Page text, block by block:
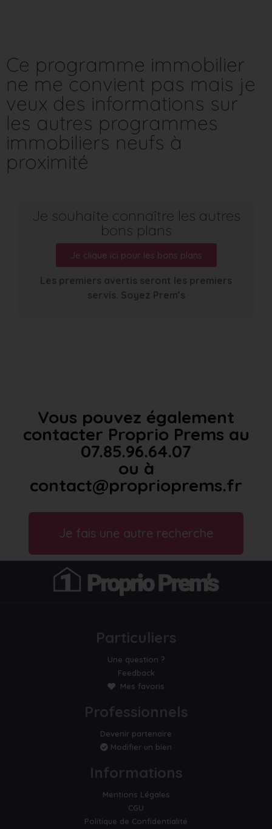
Ce programme immobilier
ne me convient pas mais je
veux des informations sur
les autres programmes
immobiliers neufs à
proximité
Je souhaite connaître les autres
bons plans
Je clique ici pour les bons plans
Les premiers avertis seront les premiers
servis. Soyez Prem’s
Vous pouvez également
contacter Proprio Prems au
07.85.96.64.07
ou à
contact@proprioprems.fr
Je fais une autre recherche
Particuliers
Une question ?
Feedback
Mes favoris
Professionnels
Devenir partenaire
Modifier un bien
Informations
Mentions Légales
CGU
Politique de Confidentialité